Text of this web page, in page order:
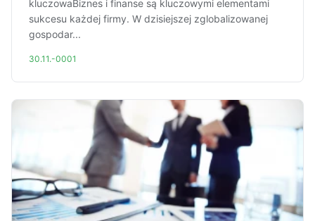
kluczowaBiznes i finanse są kluczowymi elementami
sukcesu każdej firmy. W dzisiejszej zglobalizowanej
gospodar...
30.11.-0001